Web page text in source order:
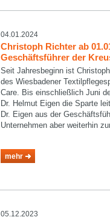
04.01.2024
Christoph Richter ab
Geschäftsführer der
Seit Jahresbeginn ist
des Wiesbadener
Care. Bis einschließlich Juni
Dr. Helmut Eigen die Sparte
Dr. Eigen aus der
Unternehmen aber weiterhin
mehr
05.12.2023